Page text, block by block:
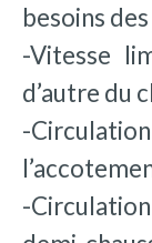
besoins
-Vitesse
d’autre du
-
-